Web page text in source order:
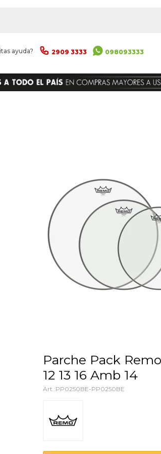
ayuda? 2909 3333 098093333
Parche Pack Remo Emperor Clear
12 13 16 Amb 14
PP0250BE-PP0250BE